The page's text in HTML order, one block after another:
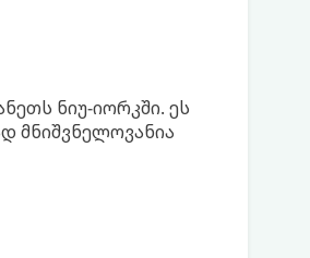
ნიუ-იორკში. ეს
მნიშვნელოვანია